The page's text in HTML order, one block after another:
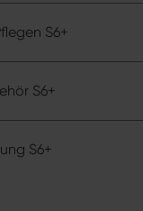
S6+
S6+
S6+